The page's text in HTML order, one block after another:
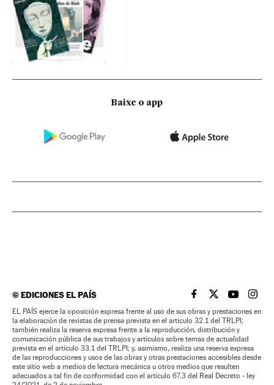
Baixe o app
©EDICIONES EL PAÍS EL PAÍS BRASIL EN
EL PAÍSEL PAÍS
EL
EL PAÍS ejerce la oposición expresa frente al uso de sus obras y prestaciones en
la elaboración de revistas de prensa prevista en el artículo 32.1 del TRLPI;
también realiza la reserva expresa frente a la reproducción, distribución y
comunicación pública de sus trabajos y artículos sobre temas de actualidad
prevista en el artículo 33.1 del TRLPI; y, asimismo, realiza una reserva expresa
de las reproducciones y usos de las obras y otras prestaciones accesibles desde
este sitio web a medios de lectura mecánica u otros medios que resulten
adecuados a tal fin de conformidad con el artículo 67.3 del Real Decreto - ley